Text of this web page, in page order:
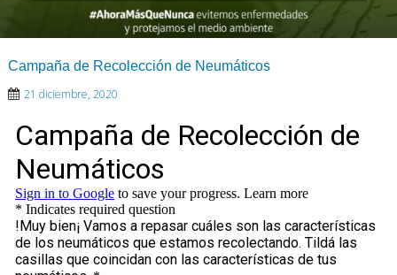
Campaña de Recolección de Neumáticos
21 diciembre, 2020